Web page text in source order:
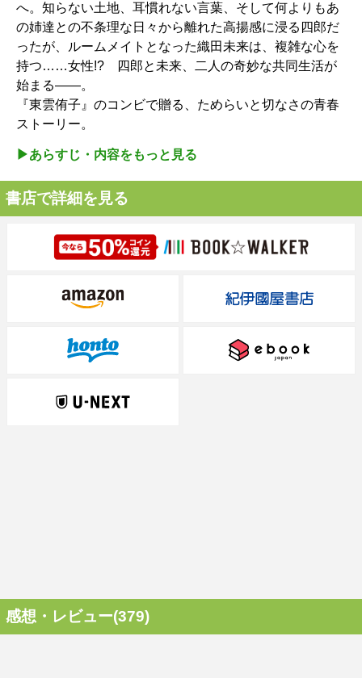
へ。知らない土地、耳慣れない言葉、そして何よりもあ
の姉達との不条理な日々から離れた高揚感に浸る四郎だ
ったが、ルームメイトとなった織田未来は、複雑な心を
持つ……女性!? 四郎と未来、二人の奇妙な共同生活が
始まる――。
『東雲侑子』のコンビで贈る、ためらいと切なさの青春
ストーリー。
▶︎あらすじ・内容をもっと見る
書店で詳細を見る
感想・レビュー(379)